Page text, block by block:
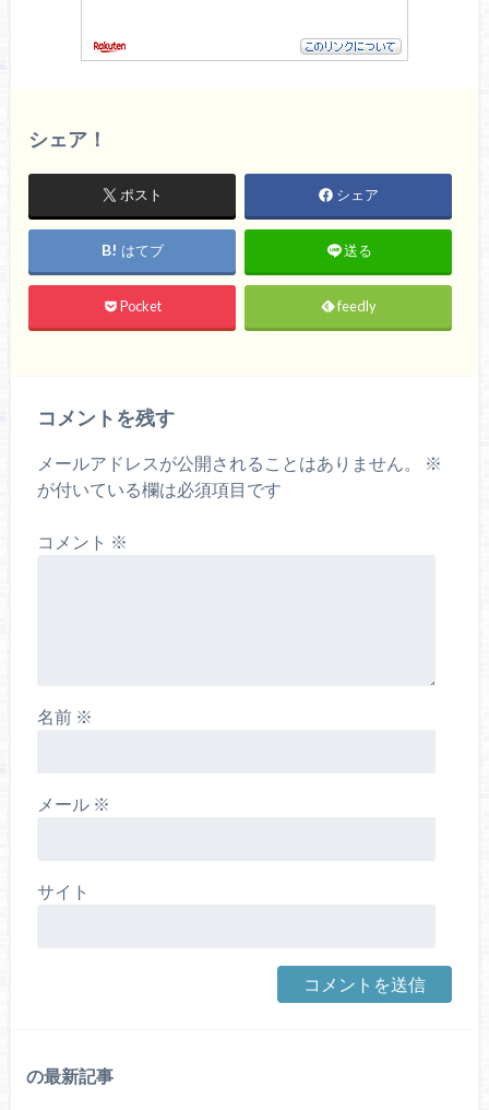
シェア！
ポスト シェア
はてブ 送る
Pocket feedly
コメントを残す
メールアドレスが公開されることはありません。
※
が付いている欄は必須項目です
コメント ※
名前 ※
メール ※
サイト
の最新記事